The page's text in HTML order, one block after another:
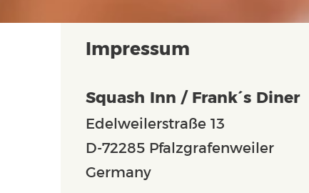
Impressum
Squash Inn / Frank´s Diner
Edelweilerstraße 13
D-72285 Pfalzgrafenweiler
Germany